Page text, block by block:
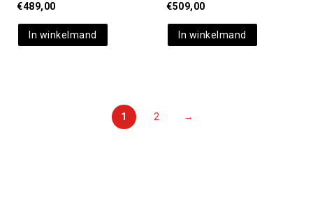
€489,00
In winkelmand
€509,00
In winkelmand
1 2 →